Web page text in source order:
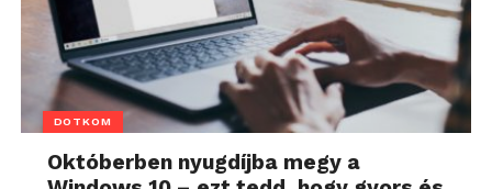
DOTKOM
Októberben nyugdíjba megy a